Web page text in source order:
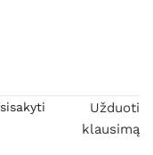
Užduoti
klausimą